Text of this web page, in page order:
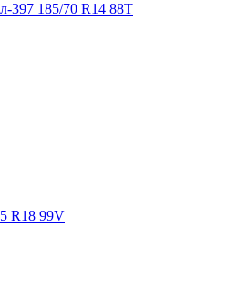
397 185/70 R14 88T
R18 99V